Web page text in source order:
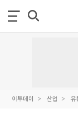
이투데이 산업 유